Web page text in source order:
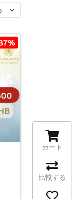
カート
比較する